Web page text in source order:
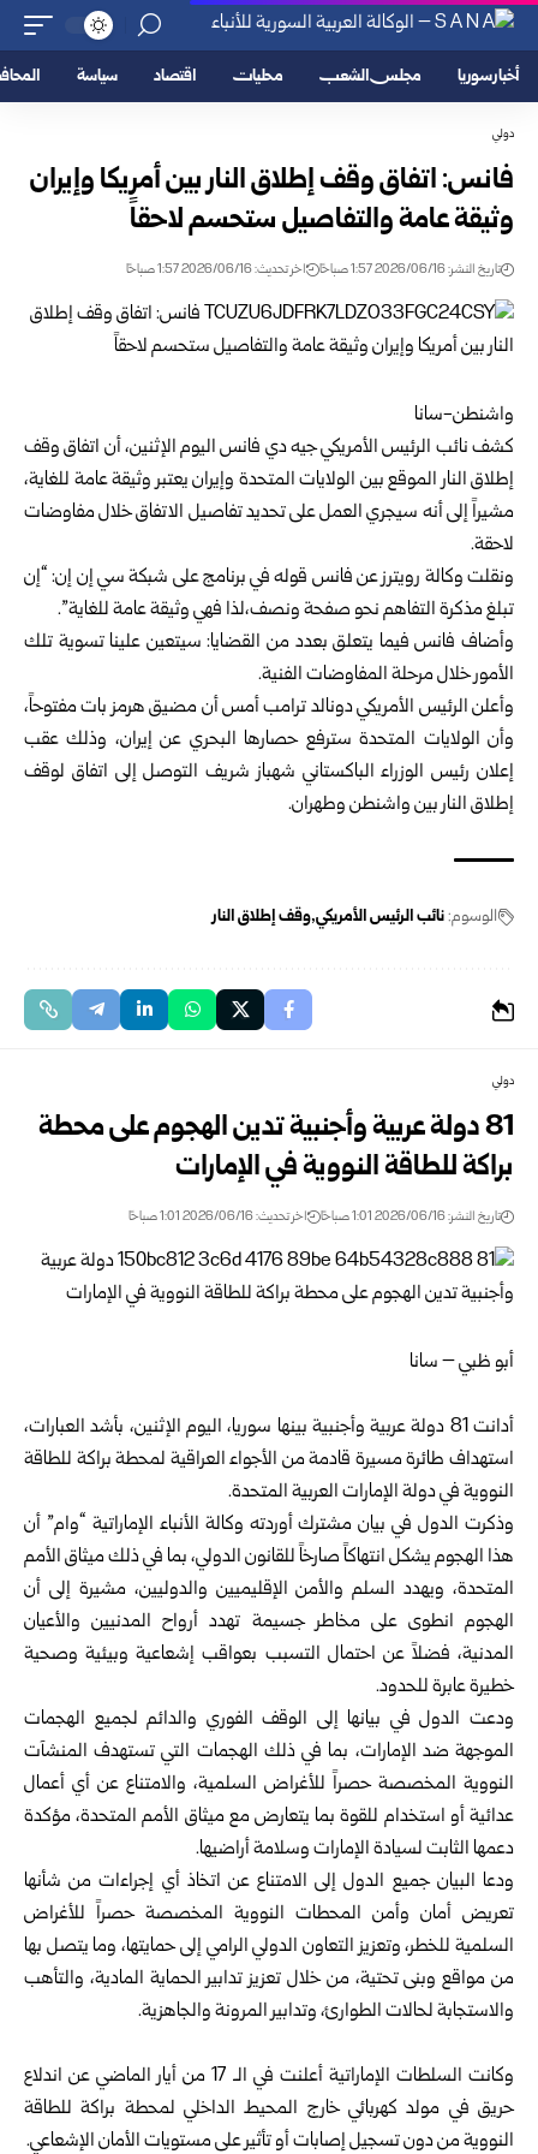
أخبار سوريا مجلس الشعب محليات اقتصاد سياسة
دولي
فانس: اتفاق وقف إطلاق النار بين أمريكا وإيران
وثيقة عامة والتفاصيل ستحسم لاحقاً
تاريخ النشر: 2026/06/16 1:57 صباحًا اخر تحديث: 2026/06/16 1:57 صباحًا
واشنطن-سانا
كشف نائب الرئيس الأمريكي جيه دي فانس اليوم الإثنين، أن اتفاق وقف
إطلاق النار الموقع بين الولايات المتحدة وإيران يعتبر وثيقة عامة للغاية،
مشيراً إلى أنه سيجري العمل على تحديد تفاصيل الاتفاق خلال مفاوضات
لاحقة.
ونقلت وكالة رويترز عن فانس قوله في برنامج على شبكة سي إن إن: “إن
تبلغ مذكرة التفاهم نحو صفحة ونصف،لذا فهي وثيقة عامة للغاية”.
وأضاف فانس فيما يتعلق بعدد من القضايا: سيتعين علينا تسوية تلك
الأمور خلال مرحلة المفاوضات الفنية.
وأعلن الرئيس الأمريكي دونالد ترامب أمس أن مضيق هرمز بات مفتوحاً،
‏وأن ‏الولايات المتحدة سترفع حصارها البحري عن إيران، وذلك عقب
إعلان ‏رئيس الوزراء ‏الباكستاني شهباز شريف التوصل إلى اتفاق لوقف
إطلاق ‏النار بين واشنطن ‏وطهران.‏
الوسوم:نائب الرئيس الأمريكي وقف إطلاق النار
دولي
81 دولة عربية وأجنبية تدين الهجوم على محطة
براكة للطاقة النووية في الإمارات
تاريخ النشر: 2026/06/16 1:01 صباحًا اخر تحديث: 2026/06/16 1:01 صباحًا
أبو ظبي – سانا
أدانت 81 دولة عربية وأجنبية بينها سوريا، اليوم الإثنين، بأشد العبارات،
استهداف طائرة مسيرة قادمة من الأجواء العراقية لمحطة براكة للطاقة
النووية في دولة الإمارات العربية المتحدة.
وذكرت الدول في بيان مشترك أوردته وكالة الأنباء الإماراتية “وام” أن
هذا الهجوم يشكل انتهاكاً صارخاً للقانون الدولي، بما في ذلك ميثاق الأمم
المتحدة، ويهدد السلم والأمن الإقليميين والدوليين، مشيرة إلى أن
الهجوم انطوى على مخاطر جسيمة تهدد أرواح المدنيين والأعيان
المدنية، فضلاً عن احتمال التسبب بعواقب إشعاعية وبيئية وصحية
خطيرة عابرة للحدود.
ودعت الدول في بيانها إلى الوقف الفوري والدائم لجميع الهجمات
الموجهة ضد الإمارات، بما في ذلك الهجمات التي تستهدف المنشآت
النووية المخصصة حصراً للأغراض السلمية، والامتناع عن أي أعمال
عدائية أو استخدام للقوة بما يتعارض مع ميثاق الأمم المتحدة، مؤكدة
دعمها الثابت لسيادة الإمارات وسلامة أراضيها.
ودعا البيان جميع الدول إلى الامتناع عن اتخاذ أي إجراءات من شأنها
تعريض أمان وأمن المحطات النووية المخصصة حصراً للأغراض
السلمية للخطر، وتعزيز التعاون الدولي الرامي إلى حمايتها، وما يتصل بها
من مواقع وبنى تحتية، من خلال تعزيز تدابير الحماية المادية، والتأهب
والاستجابة لحالات الطوارئ، وتدابير المرونة والجاهزية.
وكانت السلطات الإماراتية أعلنت في الـ 17 من أيار الماضي عن اندلاع
حريق ‏في مولد كهربائي خارج المحيط الداخلي لمحطة براكة للطاقة
النووية من ‏دون تسجيل إصابات أو تأثير على مستويات الأمان الإشعاعي.‏